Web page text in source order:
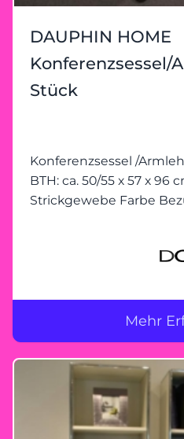
DAUPHIN HOME
Konferenzsessel/
Stück
Konferenzsessel /Armlehnstuhl
BTH: ca. 50/55 x 57 x 96 cm
Strickgewebe Farbe Bezug: SI silber
Mehr